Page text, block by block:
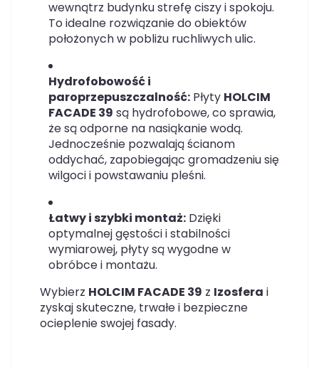
wewnątrz budynku strefę ciszy i spokoju.
To idealne rozwiązanie do obiektów
położonych w pobliżu ruchliwych ulic.
Hydrofobowość i
paroprzepuszczalność: Płyty HOLCIM
FACADE 39 są hydrofobowe, co sprawia,
że są odporne na nasiąkanie wodą.
Jednocześnie pozwalają ścianom
oddychać, zapobiegając gromadzeniu się
wilgoci i powstawaniu pleśni.
Łatwy i szybki montaż: Dzięki
optymalnej gęstości i stabilności
wymiarowej, płyty są wygodne w
obróbce i montażu.
Wybierz HOLCIM FACADE 39 z Izosfera i
zyskaj skuteczne, trwałe i bezpieczne
ocieplenie swojej fasady.